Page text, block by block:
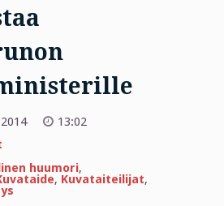
13:02
omistaa
Perjantairunon
kulttuuriministerille
huumori,
, Kuvataiteilijat,